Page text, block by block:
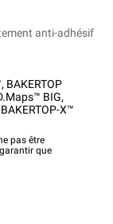
anti-adhésif
, BAKERTOP
BIG,
BAKERTOP-X™
pas être
que